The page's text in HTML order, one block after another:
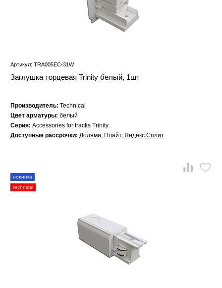
Артикул: TRA005EC-31W
Заглушка торцевая Trinity белый, 1шт
Производитель: Technical
Цвет арматуры: белый
Серия: Accessories for tracks Trinity
Доступные рассрочки: Долями, Плайт, Яндекс.Сплит
новинка
technical